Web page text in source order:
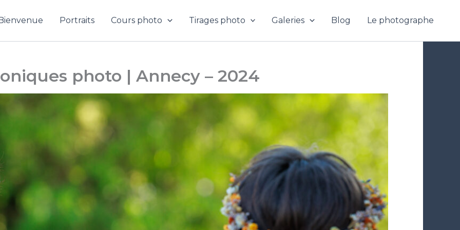
Portraits Cours photo Tirages photo Galeries Blog Le photographe
photo | Annecy – 2024